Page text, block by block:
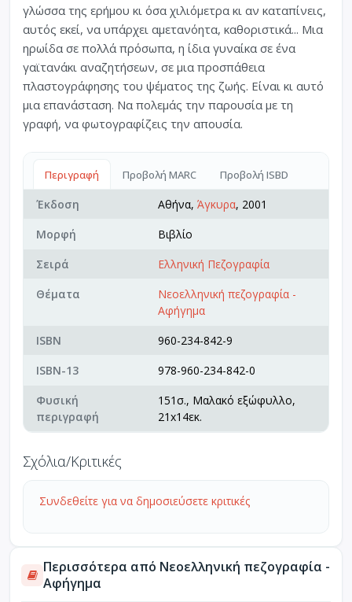
γλώσσα της ερήμου κι όσα χιλιόμετρα κι αν καταπίνεις,
αυτός εκεί, να υπάρχει αμετανόητα, καθοριστικά... Μια
ηρωίδα σε πολλά πρόσωπα, η ίδια γυναίκα σε ένα
γαϊτανάκι αναζητήσεων, σε μια προσπάθεια
πλαστογράφησης του ψέματος της ζωής. Είναι κι αυτό
μια επανάσταση. Να πολεμάς την παρουσία με τη
γραφή, να φωτογραφίζεις την απουσία.
Περιγραφή Προβολή MARC Προβολή ISBD
Έκδοση Αθήνα, Άγκυρα, 2001
Μορφή
Βιβλίο
Σειρά
Ελληνική Πεζογραφία
Θέματα
Νεοελληνική πεζογραφία -
Αφήγημα
ISBN
960-234-842-9
ISBN-13
978-960-234-842-0
Φυσική
περιγραφή
151σ., Μαλακό εξώφυλλο,
21x14εκ.
Σχόλια/Κριτικές
Συνδεθείτε για να δημοσιεύσετε κριτικές
Περισσότερα από Νεοελληνική πεζογραφία -
Αφήγημα